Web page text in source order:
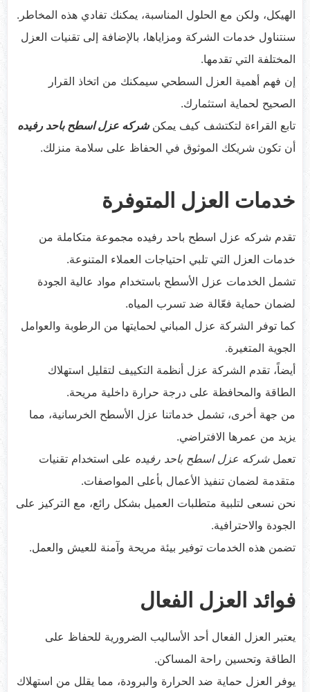
الهيكل، ولكن مع الحلول المناسبة، يمكنك تفادي هذه المخاطر.
سنتناول خدمات الشركة ومزاياها، بالإضافة إلى تقنيات العزل
المختلفة التي تقدمها.
إن فهم أهمية العزل السطحي سيمكنك من اتخاذ القرار
الصحيح لحماية استثمارك.
تابع القراءة لتكتشف كيف يمكنشركه عزل اسطح باحد رفيده
أن تكون شريكك الموثوق في الحفاظ على سلامة منزلك.
خدمات العزل المتوفرة
تقدم شركه عزل اسطح باحد رفيده مجموعة متكاملة من
خدمات العزل التي تلبي احتياجات العملاء المتنوعة.
تشمل الخدمات عزل الأسطح باستخدام مواد عالية الجودة
لضمان حماية فعّالة ضد تسرب المياه.
كما توفر الشركة عزل المباني لحمايتها من الرطوبة والعوامل
الجوية المتغيرة.
أيضاً، تقدم الشركة عزل أنظمة التكييف لتقليل استهلاك
الطاقة والمحافظة على درجة حرارة داخلية مريحة.
من جهة أخرى، تشمل خدماتنا عزل الأسطح الخرسانية، مما
يزيد من عمرها الافتراضي.
تعملشركه عزل اسطح باحد رفيده على استخدام تقنيات
متقدمة لضمان تنفيذ الأعمال بأعلى المواصفات.
نحن نسعى لتلبية متطلبات العميل بشكل رائع، مع التركيز على
الجودة والاحترافية.
تضمن هذه الخدمات توفير بيئة مريحة وآمنة للعيش والعمل.
فوائد العزل الفعال
يعتبر العزل الفعال أحد الأساليب الضرورية للحفاظ على
الطاقة وتحسين راحة المساكن.
يوفر العزل حماية ضد الحرارة والبرودة، مما يقلل من استهلاك